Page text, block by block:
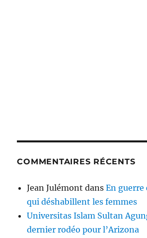
COMMENTAIRES RÉCENTS
Jean Julémont dansEn guerre
qui déshabillent les femmes
Universitas Islam Sultan
dernier rodéo pour l’Arizona